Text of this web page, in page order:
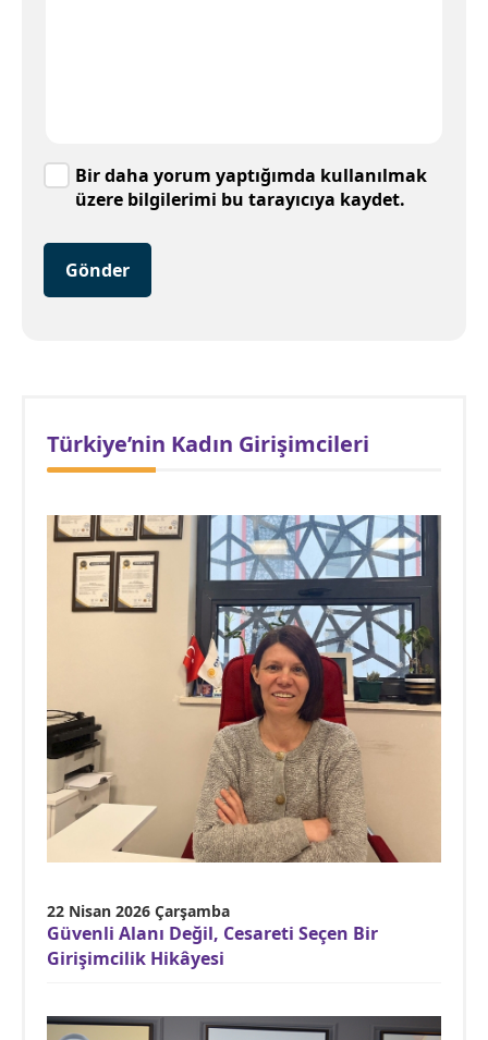
Bir daha yorum yaptığımda kullanılmak
üzere bilgilerimi bu tarayıcıya kaydet.
Gönder
Türkiye’nin Kadın Girişimcileri
22 Nisan 2026 Çarşamba
Güvenli Alanı Değil, Cesareti Seçen Bir
Girişimcilik Hikâyesi